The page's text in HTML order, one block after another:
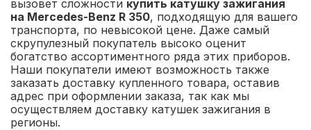
вызовет сложности купить катушку зажигания
на Mercedes-Benz R 350, подходящую для вашего
транспорта, по невысокой цене. Даже самый
скрупулезный покупатель высоко оценит
богатство ассортиментного ряда этих приборов.
Наши покупатели имеют возможность также
заказать доставку купленного товара, оставив
адрес при оформлении заказа, так как мы
осуществляем доставку катушек зажигания в
регионы.